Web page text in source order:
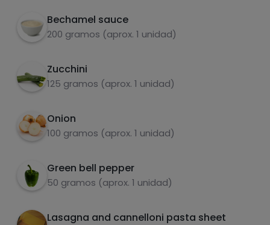
Bechamel sauce
200 gramos (aprox. 1 unidad)
Zucchini
125 gramos (aprox. 1 unidad)
Onion
100 gramos (aprox. 1 unidad)
Green bell pepper
50 gramos (aprox. 1 unidad)
Lasagna and cannelloni pasta sheet
Sugars Saturated fats